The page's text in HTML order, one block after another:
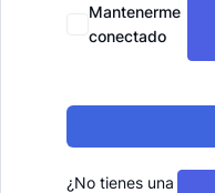
Mantenerme
conectado
¿No tienes una